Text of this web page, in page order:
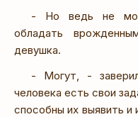
- Но ведь не
обладать
девушка.
- Могут, -
человека есть свои
способны их выявить